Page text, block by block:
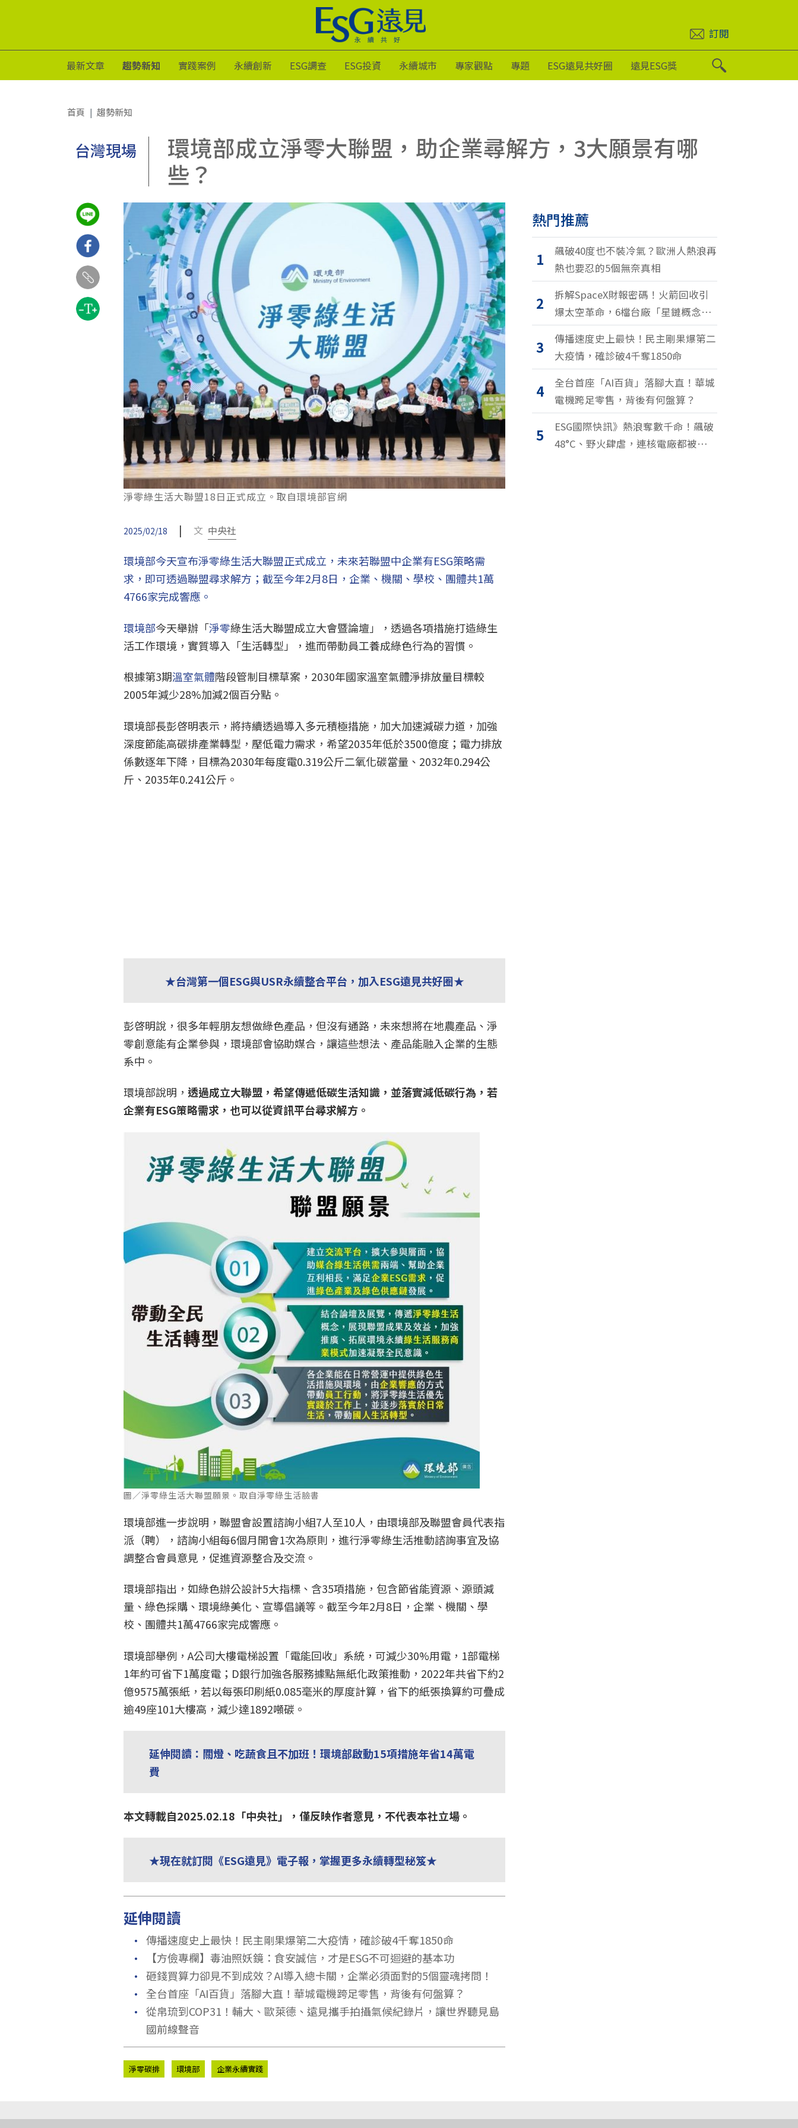
訂閱
最新文章 趨勢新知 實踐案例 永續創新 ESG調查 ESG投資 永續城市 專家觀點 專題 ESG遠見共好圈 遠見ESG獎
首頁 趨勢新知
台灣現場
環境部成立淨零大聯盟，助企業尋解方，3大願景有哪
些？
淨零綠生活大聯盟18日正式成立。取自環境部官網
2025/02/18 | 文 中央社
環境部今天宣布淨零綠生活大聯盟正式成立，未來若聯盟中企業有ESG策略需
求，即可透過聯盟尋求解方；截至今年2月8日，企業、機關、學校、團體共1萬
4766家完成響應。
環境部今天舉辦「淨零綠生活大聯盟成立大會暨論壇」，透過各項措施打造綠生
活工作環境，實質導入「生活轉型」，進而帶動員工養成綠色行為的習慣。
根據第3期溫室氣體階段管制目標草案，2030年國家溫室氣體淨排放量目標較
2005年減少28%加減2個百分點。
環境部長彭啓明表示，將持續透過導入多元積極措施，加大加速減碳力道，加強
深度節能高碳排產業轉型，壓低電力需求，希望2035年低於3500億度；電力排放
係數逐年下降，目標為2030年每度電0.319公斤二氧化碳當量、2032年0.294公
斤、2035年0.241公斤。
★台灣第一個ESG與USR永續整合平台，加入ESG遠見共好圈★
彭啓明說，很多年輕朋友想做綠色產品，但沒有通路，未來想將在地農產品、淨
零創意能有企業參與，環境部會協助媒合，讓這些想法、產品能融入企業的生態
系中。
環境部說明，透過成立大聯盟，希望傳遞低碳生活知識，並落實減低碳行為，若
企業有ESG策略需求，也可以從資訊平台尋求解方。
圖／淨零綠生活大聯盟願景。取自淨零綠生活臉書
環境部進一步說明，聯盟會設置諮詢小組7人至10人，由環境部及聯盟會員代表指
派（聘），諮詢小組每6個月開會1次為原則，進行淨零綠生活推動諮詢事宜及協
調整合會員意見，促進資源整合及交流。
環境部指出，如綠色辦公設計5大指標、含35項措施，包含節省能資源、源頭減
量、綠色採購、環境綠美化、宣導倡議等。截至今年2月8日，企業、機關、學
校、團體共1萬4766家完成響應。
環境部舉例，A公司大樓電梯設置「電能回收」系統，可減少30%用電，1部電梯
1年約可省下1萬度電；D銀行加強各服務據點無紙化政策推動，2022年共省下約2
億9575萬張紙，若以每張印刷紙0.085毫米的厚度計算，省下的紙張換算約可疊成
逾49座101大樓高，減少達1892噸碳。
延伸閱讀：關燈、吃蔬食且不加班！環境部啟動15項措施年省14萬電
費
本文轉載自2025.02.18「中央社」，僅反映作者意見，不代表本社立場。
★現在就訂閱《ESG遠見》電子報，掌握更多永續轉型秘笈★
延伸閱讀
． 傳播速度史上最快！民主剛果爆第二大疫情，確診破4千奪1850命
． 【方儉專欄】毒油照妖鏡：食安誠信，才是ESG不可迴避的基本功
． 砸錢買算力卻見不到成效？AI導入總卡關，企業必須面對的5個靈魂拷問！
． 全台首座「AI百貨」落腳大直！華城電機跨足零售，背後有何盤算？
． 從帛琉到COP31！輔大、歐萊德、遠見攜手拍攝氣候紀錄片，讓世界聽見島
國前線聲音
淨零碳排 環境部 企業永續實踐
熱門推薦
1
飆破40度也不裝冷氣？歐洲人熱浪再
熱也要忍的5個無奈真相
2
拆解SpaceX財報密碼！火箭回收引
爆太空革命，6檔台廠「星鏈概念
股」搶紅利
3
傳播速度史上最快！民主剛果爆第二
大疫情，確診破4千奪1850命
4
全台首座「AI百貨」落腳大直！華城
電機跨足零售，背後有何盤算？
5
ESG國際快訊》熱浪奪數千命！飆破
48°C、野火肆虐，連核電廠都被逼停